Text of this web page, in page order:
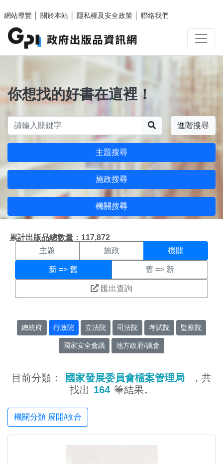
網站導覽
關於本站 隱私權及安全政策 聯絡我們
你想找的好書在這裡！
進階搜尋
主題搜尋
施政搜尋
機關搜尋
累計出版品總數量：117,872
機關搜尋結果頁面
主題 施政 機關
新 => 舊 舊 => 新
匯出查詢
總統府 行政院 立法院 司法院 考試院 監察院
國家安全會議 地方政府/議會
目前分類： 國家發展委員會檔案管理局
，共
找出 164 筆結果。
機關分類 展開/收合